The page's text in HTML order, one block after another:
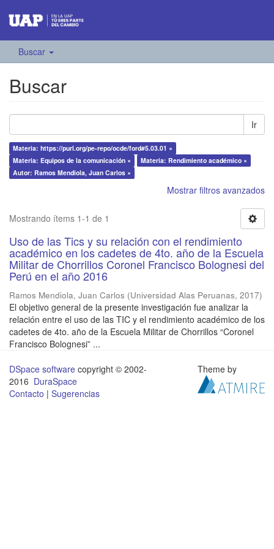
Buscar
Buscar
Ir
Materia: https://purl.org/pe-repo/ocde/ford#5.03.01 ×
Materia: Equipos de la comunicación ×
Materia: Rendimiento académico ×
Autor: Ramos Mendiola, Juan Carlos ×
Mostrar filtros avanzados
Mostrando ítems 1-1 de 1
Uso de las Tics y su relación con el rendimiento
académico en los cadetes de 4to. año de la Escuela
Militar de Chorrillos Coronel Francisco Bolognesi del
Perú en el año 2016
Ramos Mendiola, Juan Carlos (Universidad Alas Peruanas, 2017)
El objetivo general de la presente investigación fue analizar la
relación entre el uso de las TIC y el rendimiento académico de los
cadetes de 4to. año de la Escuela Militar de Chorrillos “Coronel
Francisco Bolognesi” ...
DSpace software copyright © 2002-
2016 DuraSpace
Contacto | Sugerencias
Theme by